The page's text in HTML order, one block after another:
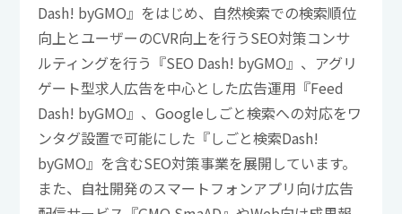
Dash! byGMO』をはじめ、自然検索での検索順位
向上とユーザーのCVR向上を行うSEO対策コンサ
ルティングを行う『SEO Dash! byGMO』、アグリ
ゲート型求人広告を中心とした広告運用『Feed
Dash! byGMO』、Googleしごと検索への対応をワ
ンタグ設置で可能にした『しごと検索Dash!
byGMO』を含むSEO対策事業を展開しています。
また、自社開発のスマートフォンアプリ向け広告